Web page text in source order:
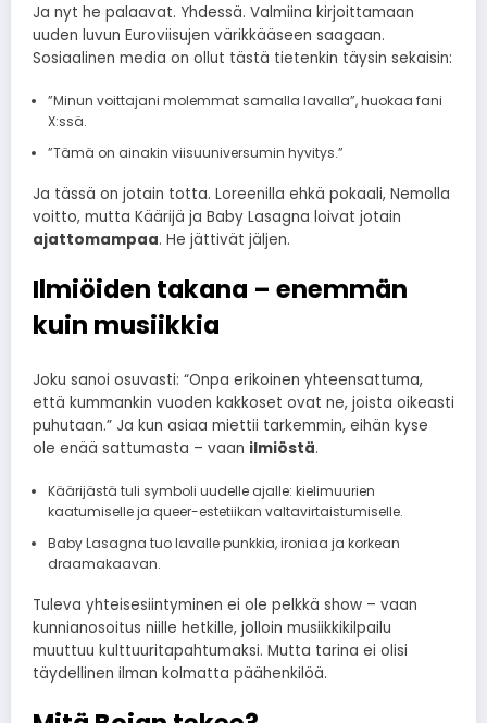
Ja nyt he palaavat. Yhdessä. Valmiina kirjoittamaan
uuden luvun Euroviisujen värikkääseen saagaan.
Sosiaalinen media on ollut tästä tietenkin täysin sekaisin:
”Minun voittajani molemmat samalla lavalla”, huokaa fani
X:ssä.
”Tämä on ainakin viisuuniversumin hyvitys.”
Ja tässä on jotain totta. Loreenilla ehkä pokaali, Nemolla
voitto, mutta Käärijä ja Baby Lasagna loivat jotain
ajattomampaa. He jättivät jäljen.
Ilmiöiden takana – enemmän
kuin musiikkia
Joku sanoi osuvasti: “Onpa erikoinen yhteensattuma,
että kummankin vuoden kakkoset ovat ne, joista oikeasti
puhutaan.” Ja kun asiaa miettii tarkemmin, eihän kyse
ole enää sattumasta – vaan ilmiöstä.
Käärijästä tuli symboli uudelle ajalle: kielimuurien
kaatumiselle ja queer-estetiikan valtavirtaistumiselle.
Baby Lasagna tuo lavalle punkkia, ironiaa ja korkean
draamakaavan.
Tuleva yhteisesiintyminen ei ole pelkkä show – vaan
kunnianosoitus niille hetkille, jolloin musiikkikilpailu
muuttuu kulttuuritapahtumaksi. Mutta tarina ei olisi
täydellinen ilman kolmatta päähenkilöä.